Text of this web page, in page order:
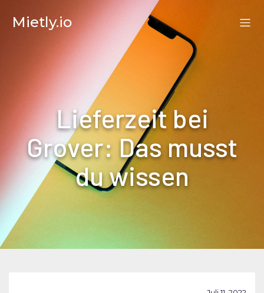
Mietly.io
Lieferzeit bei
Grover: Das musst
du wissen